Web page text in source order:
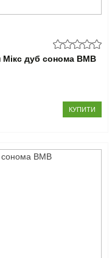
Мікс дуб сонома ВМВ
КУПИТИ